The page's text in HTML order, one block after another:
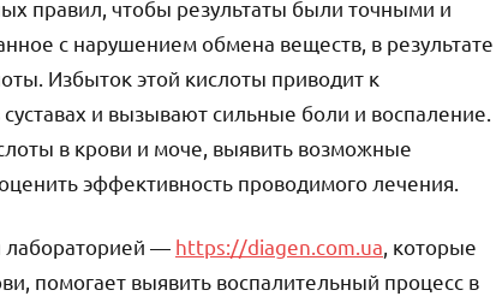
правил, чтобы результаты были точными и
с нарушением обмена веществ, в результате
Избыток этой кислоты приводит к
и вызывают сильные боли и воспаление.
в крови и моче, выявить возможные
эффективность проводимого лечения.
лабораторией — https://diagen.com.ua, которые
помогает выявить воспалительный процесс в